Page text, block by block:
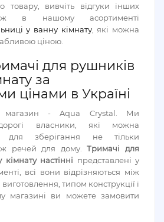
товару, вивчіть відгуки інших
в нашому асортименті
у ванну кімнату, які можна
ціною.
для рушників
за
цінами в Україні
магазин - Aqua Crystal. Ми
власники, які можна
для зберігання не тільки
речей для дому.Тримачі для
настінні представлені у
всі вони відрізняються між
типом конструкції і
магазині ви можете замовити